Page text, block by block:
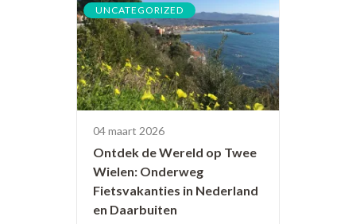
UNCATEGORIZED
04 maart 2026
Ontdek de Wereld op Twee
Wielen: Onderweg
Fietsvakanties in Nederland
en Daarbuiten